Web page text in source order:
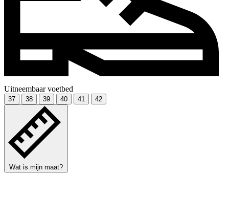
Uitneembaar voetbed
37 38 39 40 41 42
Wat is mijn maat?